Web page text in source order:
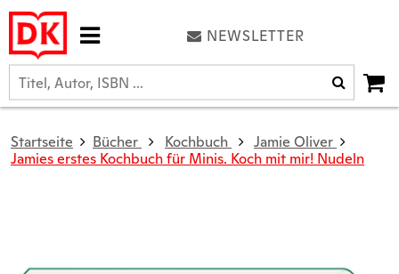
NEWSLETTER
Startseite Bücher Kochbuch
Jamie Oliver
Jamies erstes Kochbuch für Minis. Koch mit mir! Nudeln